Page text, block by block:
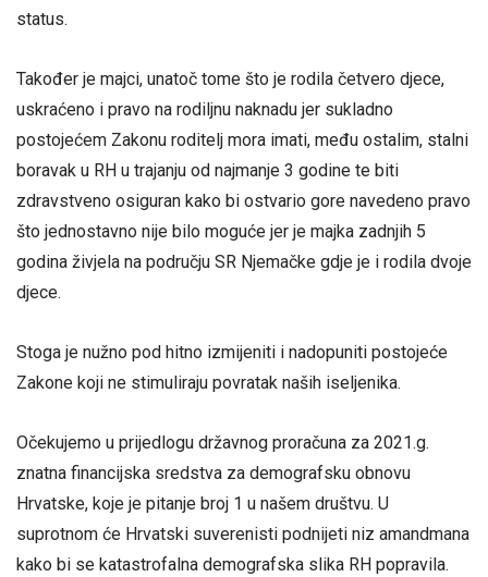
status.
Također je majci, unatoč tome što je rodila četvero djece,
uskraćeno i pravo na rodiljnu naknadu jer sukladno
postojećem Zakonu roditelj mora imati, među ostalim, stalni
boravak u RH u trajanju od najmanje 3 godine te biti
zdravstveno osiguran kako bi ostvario gore navedeno pravo
što jednostavno nije bilo moguće jer je majka zadnjih 5
godina živjela na području SR Njemačke gdje je i rodila dvoje
djece.
Stoga je nužno pod hitno izmijeniti i nadopuniti postojeće
Zakone koji ne stimuliraju povratak naših iseljenika.
Očekujemo u prijedlogu državnog proračuna za 2021.g.
znatna financijska sredstva za demografsku obnovu
Hrvatske, koje je pitanje broj 1 u našem društvu. U
suprotnom će Hrvatski suverenisti podnijeti niz amandmana
kako bi se katastrofalna demografska slika RH popravila.